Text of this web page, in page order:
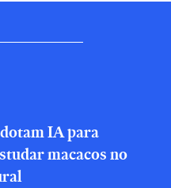
IA para
macacos no